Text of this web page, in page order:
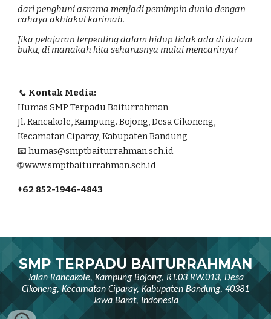
dari penghuni asrama menjadi pemimpin dunia dengan
cahaya akhlakul karimah.
Jika pelajaran terpenting dalam hidup tidak ada di dalam
buku, di manakah kita seharusnya mulai mencarinya?
📞 Kontak Media:
Humas SMP Terpadu Baiturrahman
Jl. Rancakole, Kampung. Bojong, Desa Cikoneng,
Kecamatan Ciparay, Kabupaten Bandung
📧 humas@smptbaiturrahman.sch.id
🌐www.smptbaiturrahman.sch.id
+62 852-1946-4843
SMP TERPADU BAITURRAHMAN
Jalan Rancakole, Kampung Bojong, RT.03 RW.013, Desa
Cikoneng, Kecamatan Ciparay, Kabupaten Bandung, 40381
Jawa Barat, Indonesia